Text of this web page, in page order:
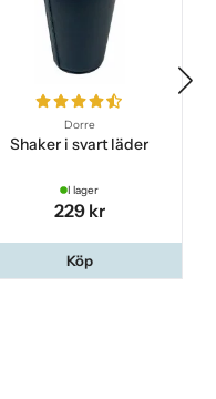
Dorre
Shaker i svart läder
I lager
229 kr
Köp